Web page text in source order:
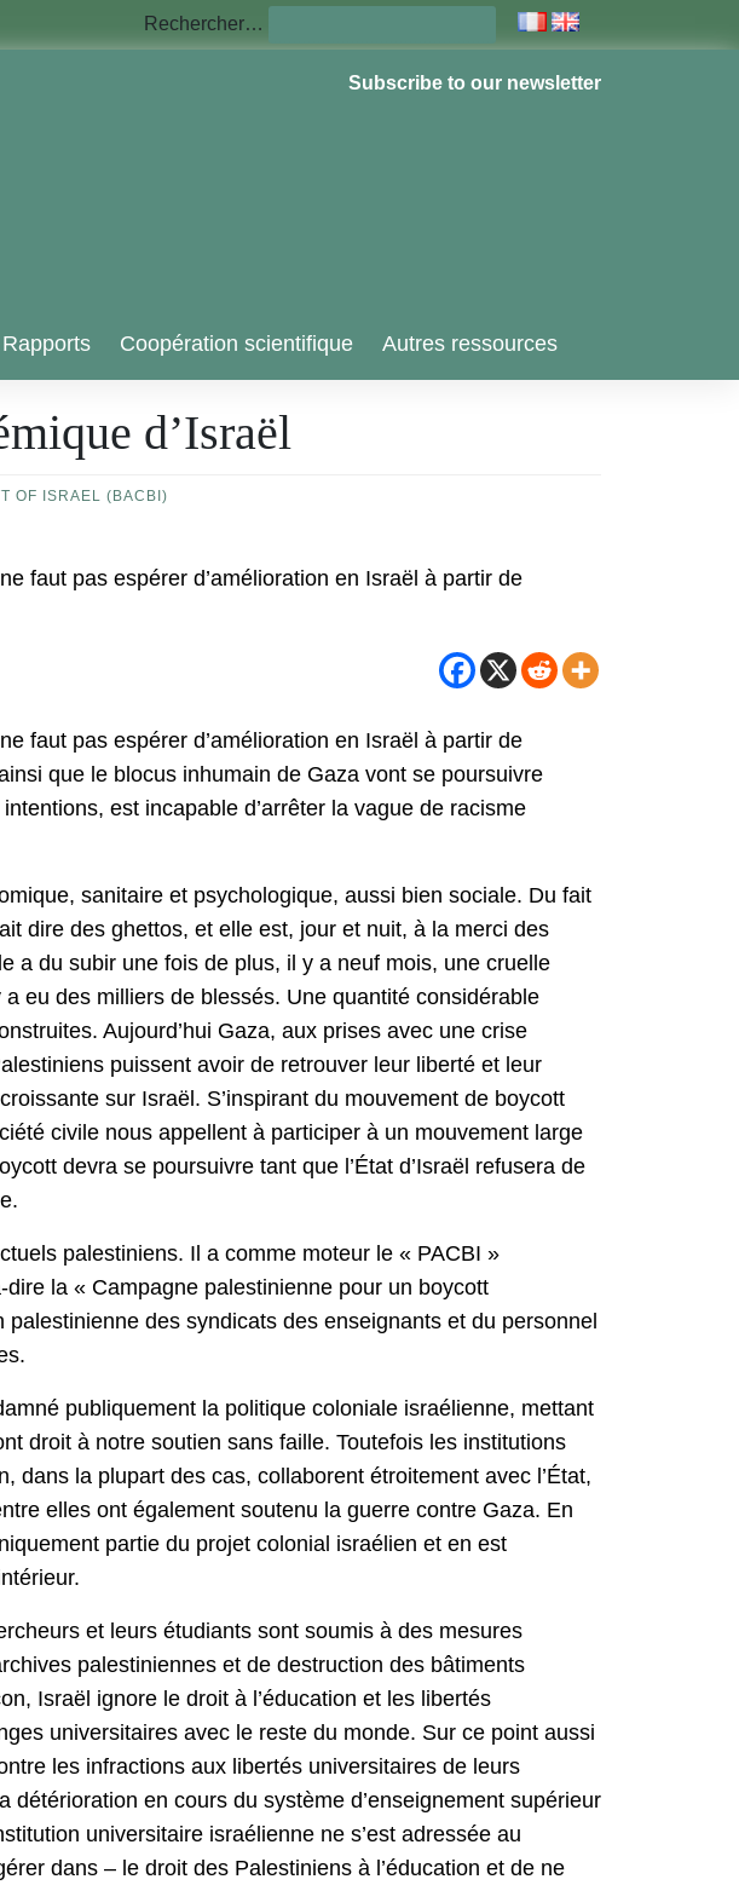
Rechercher…
Subscribe to our newsletter
Rapports Coopération scientifique Autres ressources
d’Israël
OF ISRAEL (BACBI)
faut pas espérer d’amélioration en Israël à partir de
faut pas espérer d’amélioration en Israël à partir de
que le blocus inhumain de Gaza vont se poursuivre
est incapable d’arrêter la vague de racisme
sanitaire et psychologique, aussi bien sociale. Du fait
dire des ghettos, et elle est, jour et nuit, à la merci des
a du subir une fois de plus, il y a neuf mois, une cruelle
eu des milliers de blessés. Une quantité considérable
Aujourd’hui Gaza, aux prises avec une crise
puissent avoir de retrouver leur liberté et leur
sur Israël. S’inspirant du mouvement de boycott
civile nous appellent à participer à un mouvement large
devra se poursuivre tant que l’État d’Israël refusera de
palestiniens. Il a comme moteur le « PACBI »
la « Campagne palestinienne pour un boycott
des syndicats des enseignants et du personnel
publiquement la politique coloniale israélienne, mettant
droit à notre soutien sans faille. Toutefois les institutions
la plupart des cas, collaborent étroitement avec l’État,
elles ont également soutenu la guerre contre Gaza. En
partie du projet colonial israélien et en est
et leurs étudiants sont soumis à des mesures
palestiniennes et de destruction des bâtiments
Israël ignore le droit à l’éducation et les libertés
universitaires avec le reste du monde. Sur ce point aussi
les infractions aux libertés universitaires de leurs
en cours du système d’enseignement supérieur
universitaire israélienne ne s’est adressée au
dans – le droit des Palestiniens à l’éducation et de ne